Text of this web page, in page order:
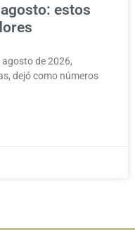
estos
de 2026,
dejó como números